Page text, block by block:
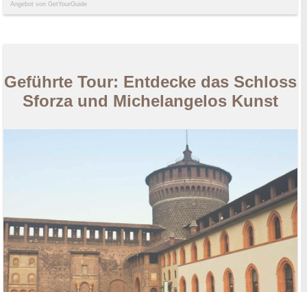
Angebot von GetYourGuide
Geführte Tour: Entdecke das Schloss
Sforza und Michelangelos Kunst